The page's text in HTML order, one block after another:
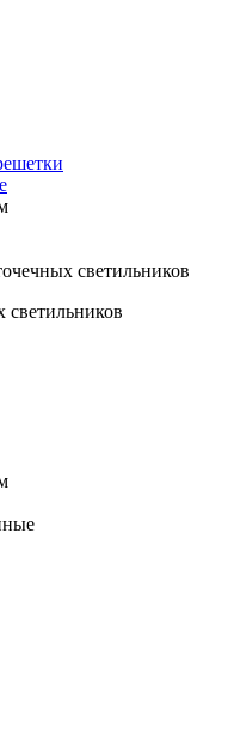
светильников